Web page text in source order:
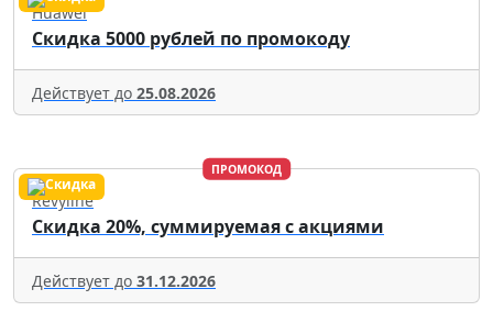
Huawei
Скидка 5000 рублей по промокоду
Действует до 25.08.2026
ПРОМОКОД
Revyline
Скидка 20%, суммируемая с акциями
Действует до 31.12.2026